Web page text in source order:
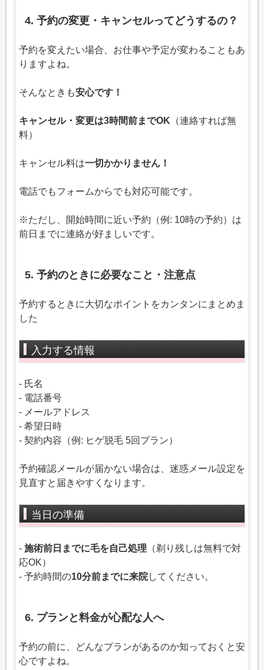
4. 予約の変更・キャンセルってどうするの？
予約を変えたい場合、お仕事や予定が変わることもあ
りますよね。
そんなときも安心です！
キャンセル・変更は3時間前までOK （連絡すれば無
料）
キャンセル料は一切かかりません！
電話でもフォームからでも対応可能です。
※ただし、開始時間に近い予約（例: 10時の予約）は
前日までに連絡が好ましいです。
5. 予約のときに必要なこと・注意点
予約するときに大切なポイントをカンタンにまとめま
した
入力する情報
- 氏名
- 電話番号
- メールアドレス
- 希望日時
- 契約内容（例: ヒゲ脱毛 5回プラン）
予約確認メールが届かない場合は、迷惑メール設定を
見直すと届きやすくなります。
当日の準備
- 施術前日までに毛を自己処理 （剃り残しは無料で対
応OK）
- 予約時間の10分前までに来院してください。
6. プランと料金が心配な人へ
予約の前に、どんなプランがあるのか知っておくと安
心ですよね。